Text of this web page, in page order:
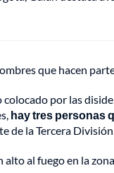
que hacen
por las
hay tres personas
de la Tercera
al fuego en la